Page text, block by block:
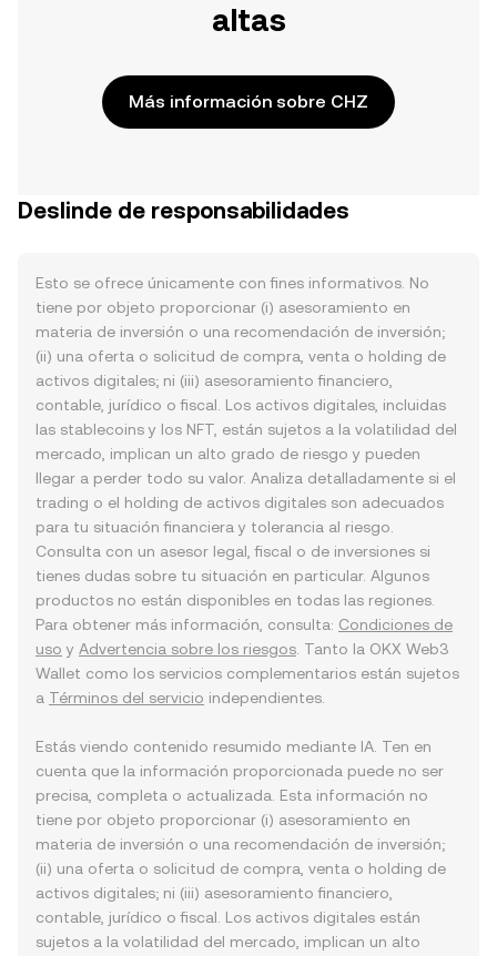
altas
Más información sobre CHZ
Deslinde de responsabilidades
Esto se ofrece únicamente con fines informativos. No
tiene por objeto proporcionar (i) asesoramiento en
materia de inversión o una recomendación de inversión;
(ii) una oferta o solicitud de compra, venta o holding de
activos digitales; ni (iii) asesoramiento financiero,
contable, jurídico o fiscal. Los activos digitales, incluidas
las stablecoins y los NFT, están sujetos a la volatilidad del
mercado, implican un alto grado de riesgo y pueden
llegar a perder todo su valor. Analiza detalladamente si el
trading o el holding de activos digitales son adecuados
para tu situación financiera y tolerancia al riesgo.
Consulta con un asesor legal, fiscal o de inversiones si
tienes dudas sobre tu situación en particular. Algunos
productos no están disponibles en todas las regiones.
Para obtener más información, consulta: Condiciones de
uso y Advertencia sobre los riesgos . Tanto la OKX Web3
Wallet como los servicios complementarios están sujetos
a Términos del servicio independientes.
Estás viendo contenido resumido mediante IA. Ten en
cuenta que la información proporcionada puede no ser
precisa, completa o actualizada. Esta información no
tiene por objeto proporcionar (i) asesoramiento en
materia de inversión o una recomendación de inversión;
(ii) una oferta o solicitud de compra, venta o holding de
activos digitales; ni (iii) asesoramiento financiero,
contable, jurídico o fiscal. Los activos digitales están
sujetos a la volatilidad del mercado, implican un alto